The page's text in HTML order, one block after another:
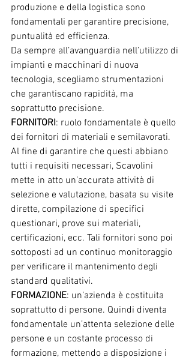
produzione e della logistica sono
fondamentali per garantire precisione,
puntualità ed efficienza.
Da sempre all’avanguardia nell’utilizzo di
impianti e macchinari di nuova
tecnologia, scegliamo strumentazioni
che garantiscano rapidità, ma
soprattutto precisione.
FORNITORI: ruolo fondamentale è quello
dei fornitori di materiali e semilavorati.
Al fine di garantire che questi abbiano
tutti i requisiti necessari, Scavolini
mette in atto un’accurata attività di
selezione e valutazione, basata su visite
dirette, compilazione di specifici
questionari, prove sui materiali,
certificazioni, ecc. Tali fornitori sono poi
sottoposti ad un continuo monitoraggio
per verificare il mantenimento degli
standard qualitativi.
FORMAZIONE: un’azienda è costituita
soprattutto di persone. Quindi diventa
fondamentale un’attenta selezione delle
persone e un costante processo di
formazione, mettendo a disposizione i